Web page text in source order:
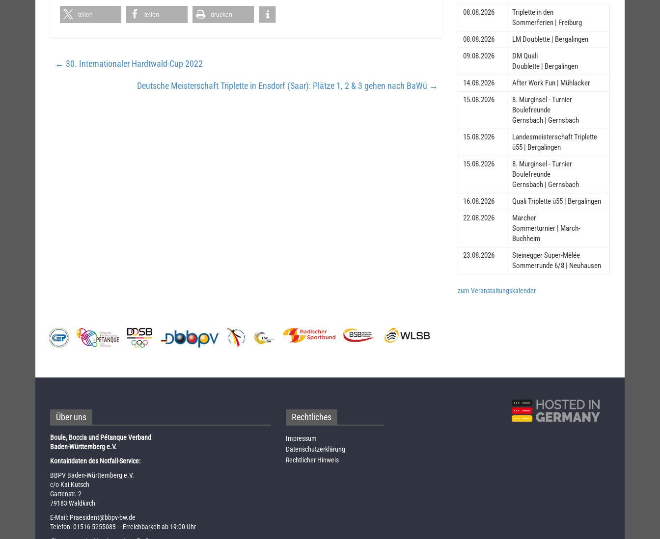
teilen teilen drucken
← 30. Internationaler Hardtwald-Cup 2022
Deutsche Meisterschaft Triplette in Ensdorf (Saar): Plätze 1, 2 & 3 gehen nach BaWü →
08.08.2026
Triplette in den
Sommerferien | Freiburg
08.08.2026
LM Doublette | Bergalingen
09.08.2026
DM Quali
Doublette | Bergalingen
14.08.2026
After Work Fun | Mühlacker
15.08.2026
8. Murginsel - Turnier
Boulefreunde
Gernsbach | Gernsbach
15.08.2026
Landesmeisterschaft Triplette
ü55 | Bergalingen
15.08.2026
8. Murginsel - Turnier
Boulefreunde
Gernsbach | Gernsbach
16.08.2026
Quali Triplette ü55 | Bergalingen
22.08.2026
Marcher
Sommerturnier | March-
Buchheim
23.08.2026
Steinegger Super-Mêlée
Sommerrunde 6/8 | Neuhausen
zum Veranstaltungskalender
Über uns
Boule, Boccia und Pétanque Verband
Baden-Württemberg e.V.
Kontaktdaten des Notfall-Service:
BBPV Baden-Württemberg e.V.
c/o Kai Kutsch
Gartenstr. 2
79183 Waldkirch
E-Mail: Praesident@bbpv-bw.de
Telefon:01516-5255083 – Erreichbarkeit ab 19:00 Uhr
Rechtliches
Impressum
Datenschutzerklärung
Rechtlicher Hinweis